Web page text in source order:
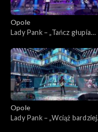
Opole
Lady Pank – „Tańcz głupia
45-lecia zespołu Lady Pank
Opole
Lady Pank – „Wciąż bardziej